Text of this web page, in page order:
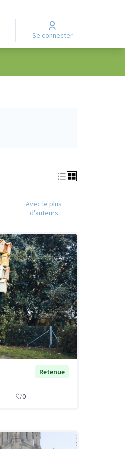
Se connecter
Avec le plus
d'auteurs
Retenue
0